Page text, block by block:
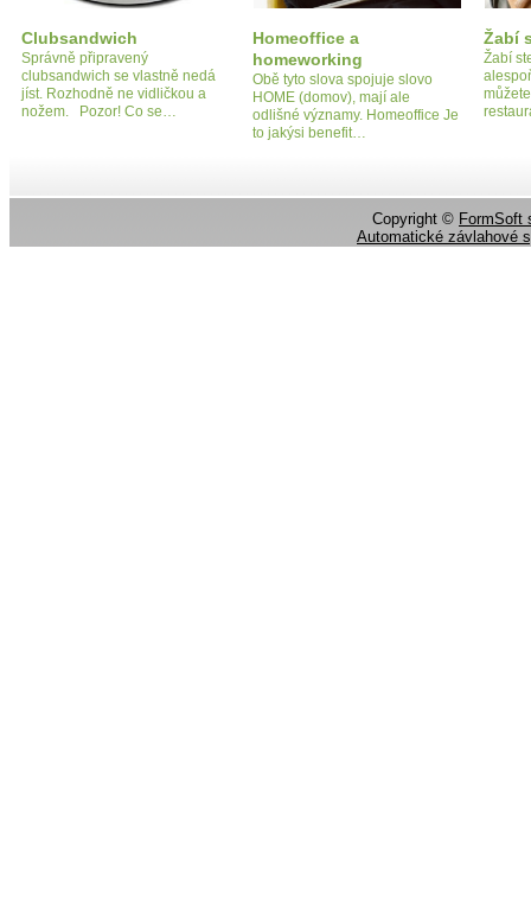
Clubsandwich
Správně připravený
clubsandwich se vlastně nedá
jíst. Rozhodně ne vidličkou a
nožem. Pozor! Co se…
Homeoffice a
homeworking
Obě tyto slova spojuje slovo
HOME (domov), mají ale
odlišné významy. Homeoffice Je
to jakýsi benefit…
Žabí
Žabí
Copyright © FormSoft
Automatické závlahové